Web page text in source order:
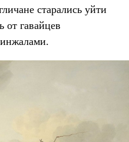
старались уйти
от гавайцев